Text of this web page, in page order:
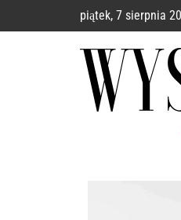
piątek, 7 sierpnia